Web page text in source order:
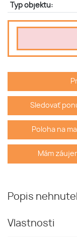
Typ objektu:
Sledovať
Poloha na
Mám
Popis
Vlastnosti